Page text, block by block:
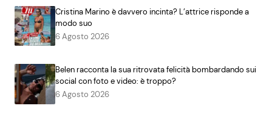
Cristina Marino è davvero incinta? L’attrice risponde a
modo suo
6 Agosto 2026
Belen racconta la sua ritrovata felicità bombardando sui
social con foto e video: è troppo?
6 Agosto 2026